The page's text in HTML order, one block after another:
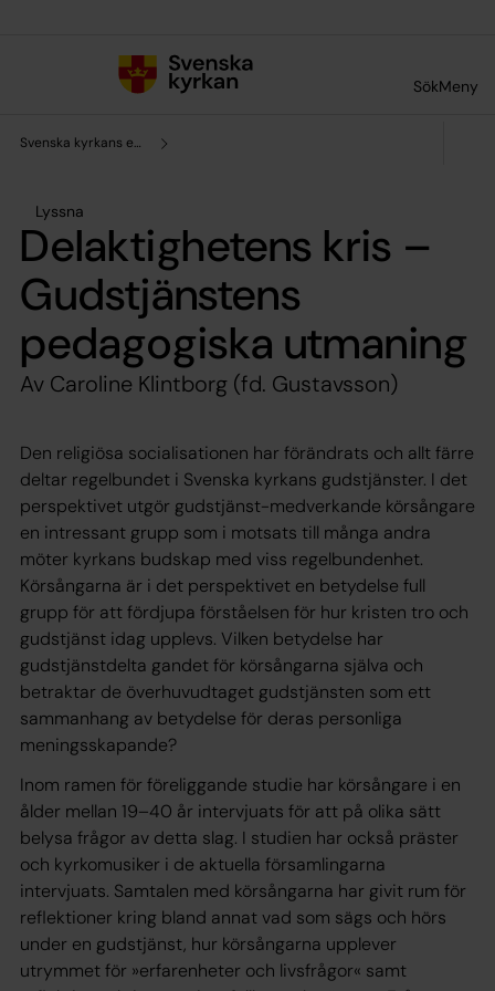
SökMeny
Svenska kyrkans enhet för forskning och analys
Lyssna
Delaktighetens kris –
Gudstjänstens
pedagogiska utmaning
Av Caroline Klintborg (fd. Gustavsson)
Den religiösa socialisationen har förändrats och allt färre
deltar regelbundet i Svenska kyrkans gudstjänster. I det
perspektivet utgör gudstjänst-medverkande körsångare
en intressant grupp som i motsats till många andra
möter kyrkans budskap med viss regelbundenhet.
Körsångarna är i det perspektivet en betydelse­ full
grupp för att fördjupa förståelsen för hur kristen tro och
gudstjänst idag upplevs. Vilken betydelse har
gudstjänstdelta­ gandet för körsångarna själva och
betraktar de överhuvudtaget gudstjänsten som ett
sammanhang av betydelse för deras person­liga
meningsskapande?
Inom ramen för föreliggande studie har körsångare i en
ålder mellan 19–40 år intervjuats för att på olika sätt
belysa frågor av detta slag. I studien har också präster
och kyrkomusiker i de aktuella församlingarna
intervjuats. Samtalen med körsångarna har givit rum för
reflektioner kring bland annat vad som sägs och hörs
under en gudstjänst, hur körsångarna upplever
utrymmet för »erfarenheter och livsfrågor« samt